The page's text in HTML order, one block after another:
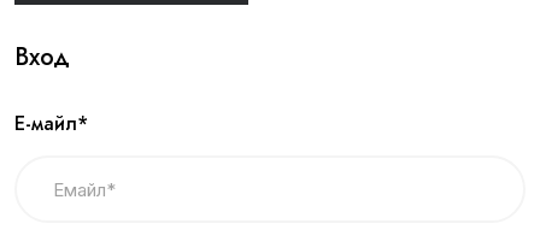
Вход
Е-майл*